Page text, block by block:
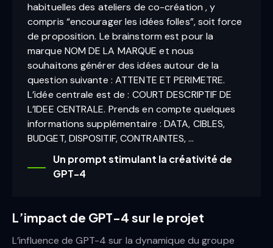
habituelles des ateliers de co-création , y
compris “encourager les idées folles”, soit force
de proposition. Le brainstorm est pour la
marque NOM DE LA MARQUE et nous
souhaitons générer des idées autour de la
question suivante : ATTENTE ET PERIMETRE.
L’idée centrale est de : COURT DESCRIPTIF DE
L’IDEE CENTRALE. Prends en compte quelques
informations supplémentaire : DATA, CIBLES,
BUDGET, DISPOSITIF, CONTRAINTES, …
Un prompt stimulant la créativité de
GPT-4
L’impact de GPT-4 sur le projet
L’influence de GPT-4 sur la dynamique du groupe